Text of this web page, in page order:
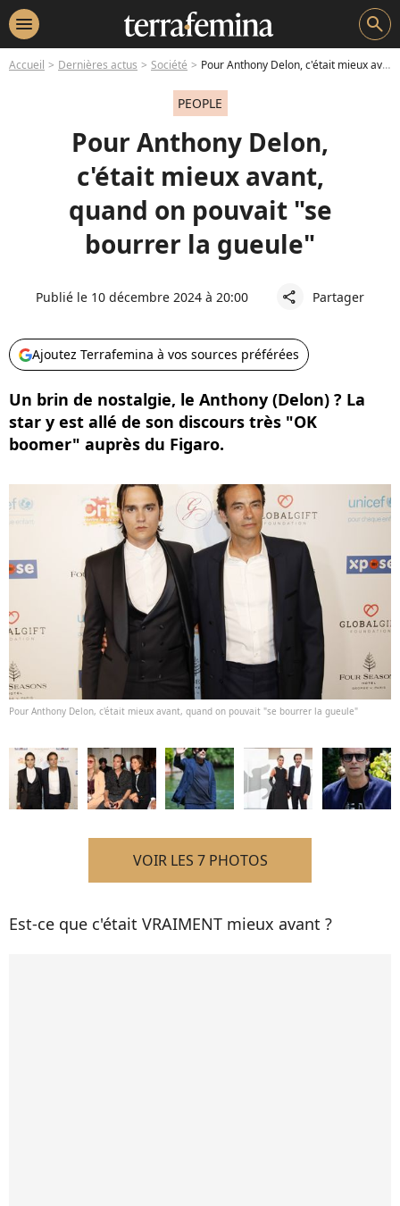
menu search
Accueil Dernières actus Société Pour Anthony Delon, c'était mieux avant, quand on pouvait "se bourrer la gueule"
PEOPLE
Pour Anthony Delon,
c'était mieux avant,
quand on pouvait "se
bourrer la gueule"
Publié le 10 décembre 2024 à 20:00 share Partager
Ajoutez Terrafemina à vos sources préférées
Un brin de nostalgie, le Anthony (Delon) ? La
star y est allé de son discours très "OK
boomer" auprès du Figaro.
Pour Anthony Delon, c'était mieux avant, quand on pouvait "se bourrer la gueule"
VOIR LES 7 PHOTOS
Est-ce que c'était VRAIMENT mieux avant ?